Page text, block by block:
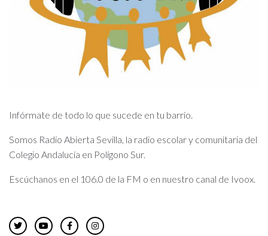
Infórmate de todo lo que sucede en tu barrio.
Somos Radio Abierta Sevilla, la radio escolar y comunitaria del
Colegio Andalucía en Polígono Sur.
Escúchanos en el 106.0 de la FM o en nuestro canal de Ivoox.